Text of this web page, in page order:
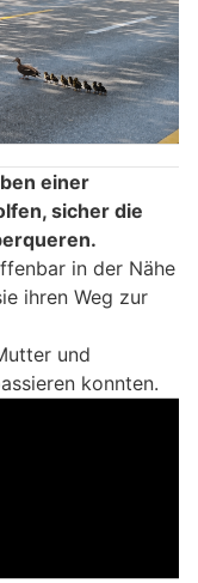
einer
sicher die
in der Nähe
ihren Weg zur
und
konnten.